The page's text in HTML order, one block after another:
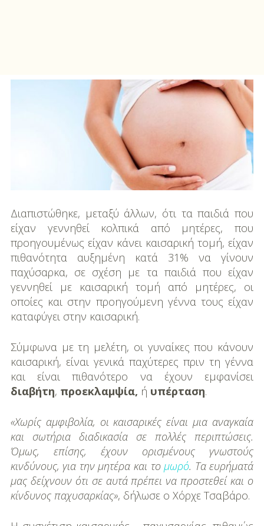
Διαπιστώθηκε, μεταξύ άλλων, ότι τα παιδιά που
είχαν γεννηθεί κολπικά από μητέρες, που
προηγουμένως είχαν κάνει καισαρική τομή, είχαν
πιθανότητα αυξημένη κατά 31% να γίνουν
παχύσαρκα, σε σχέση με τα παιδιά που είχαν
γεννηθεί με καισαρική τομή από μητέρες, οι
οποίες και στην προηγούμενη γέννα τους είχαν
καταφύγει στην καισαρική.
Σύμφωνα με τη μελέτη, οι γυναίκες που κάνουν
καισαρική, είναι γενικά παχύτερες πριν τη γέννα
και είναι πιθανότερο να έχουν εμφανίσει
διαβήτη, προεκλαμψία, ή υπέρταση.
«Χωρίς αμφιβολία, οι καισαρικές είναι μια αναγκαία
και σωτήρια διαδικασία σε πολλές περιπτώσεις.
Όμως, επίσης, έχουν ορισμένους γνωστούς
κινδύνους, για την μητέρα και τομωρό. Τα ευρήματά
μας δείχνουν ότι σε αυτά πρέπει να προστεθεί και ο
κίνδυνος παχυσαρκίας», δήλωσε ο Χόρχε Τσαβάρο.